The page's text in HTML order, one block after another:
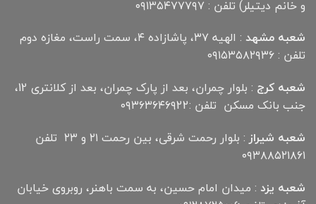
و خانم دیتیلر) تلفن : ۰۹۱۳۵۴۷۷۷۹۷
شعبه مشهد
: الهیه ۳۷، پاشازاده ۴، سمت راست، مغازه دوم
تلفن : ۰۹۱۵۳۵۸۲۹۳۶
شعبه کرج
: بلوار چمران، بعد از پارک چمران، بعد از کلانتری 12،
جنب بانک مسکن تلفن :۰۹۳۶۳۶۴۶۹22
شعبه شیراز
: بلوار رحمت شرقی، بین رحمت ۲۱ و ۲۳ تلفن
۰۹۳۸۸۵۲۱۸۶۱
شعبه یزد : میدان امام حسین، به سمت باهنر، روبروی خیابان